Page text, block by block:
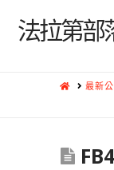
法拉第部
HOME
最新